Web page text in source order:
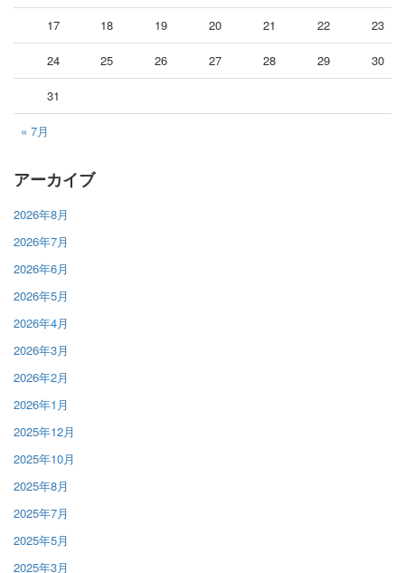
« 7月
17 18 19 20 21 22 23
24 25 26 27 28 29 30
31
アーカイブ
2026年8月
2026年7月
2026年6月
2026年5月
2026年4月
2026年3月
2026年2月
2026年1月
2025年12月
2025年10月
2025年8月
2025年7月
2025年5月
2025年3月